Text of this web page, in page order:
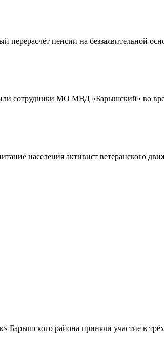
перерасчёт пенсии на беззаявительной
сотрудники МО МВД «Барышский» во
населения активист ветеранского
Барышского района приняли участие в